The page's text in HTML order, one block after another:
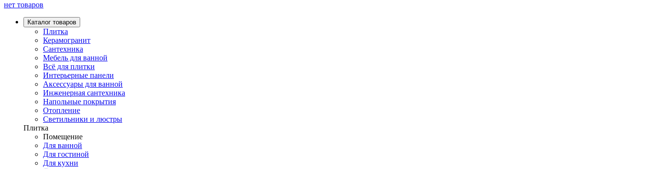
нет товаров
Каталог товаров
Плитка
Керамогранит
Сантехника
Мебель для ванной
Всё для плитки
Интерьерные панели
Аксессуары для ванной
Инженерная сантехника
Напольные покрытия
Отопление
Светильники и люстры
Плитка
Помещение
Для ванной
Для гостиной
Для кухни